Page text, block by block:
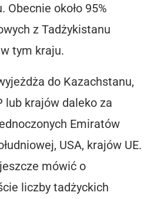
Obecnie około 95%
z Tadżykistanu
tym kraju.
do Kazachstanu,
lub krajów daleko za
Emiratów
USA, krajów UE.
mówić o
liczby tadżyckich